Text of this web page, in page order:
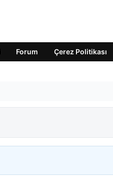
Forum Çerez Politikası